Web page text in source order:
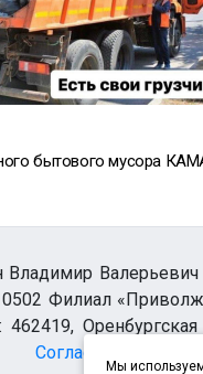
Филиал
Согласие
Мы